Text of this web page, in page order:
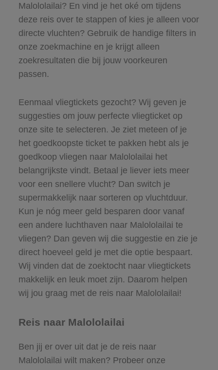
Malololailai? En vind je het oké om tijdens
deze reis over te stappen of kies je alleen voor
directe vluchten? Gebruik de handige filters in
onze zoekmachine en je krijgt alleen
zoekresultaten die bij jouw voorkeuren
passen.
Eenmaal vliegtickets gezocht? Wij geven je
suggesties om jouw perfecte vliegticket op
onze site te selecteren. Je ziet meteen of je
het goedkoopste ticket te pakken hebt als je
goedkoop vliegen naar Malololailai het
belangrijkste vindt. Betaal je liever iets meer
voor een snellere vlucht? Dan switch je
supermakkelijk naar sorteren op vluchtduur.
Kun je nóg meer geld besparen door vanaf
een andere luchthaven naar Malololailai te
vliegen? Dan geven wij die suggestie en zie je
direct hoeveel geld je met die optie bespaart.
Wij vinden dat de zoektocht naar vliegtickets
makkelijk en leuk moet zijn. Daarom helpen
wij jou graag met de reis naar Malololailai!
Reis naar Malololailai
Ben jij er over uit dat je de reis naar
Malololailai wilt maken? Probeer onze